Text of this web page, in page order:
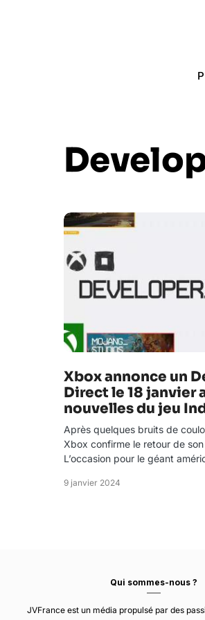
Xbox annonce un
Direct le 18 janvier
nouvelles du jeu
Après quelques bruits de
Xbox confirme le retour de
L’occasion pour le géant
9 janvier 2024
Qui sommes-nous ?
JVFrance est un média propulsé par des